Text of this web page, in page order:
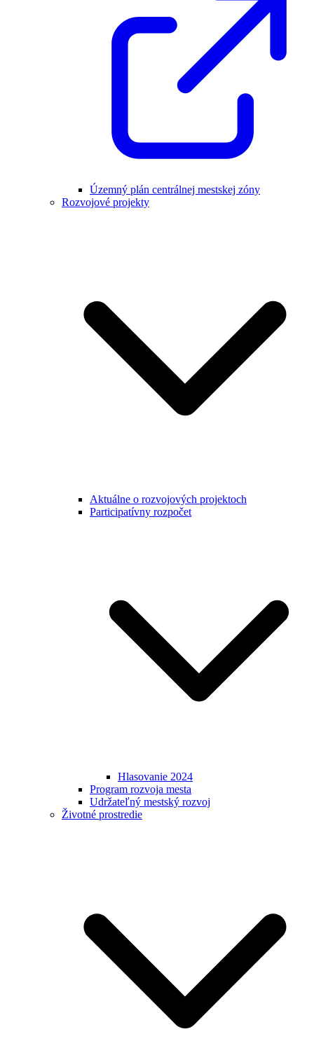
Územný plán centrálnej mestskej zóny
Rozvojové projekty
Aktuálne o rozvojových projektoch
Participatívny rozpočet
Hlasovanie 2024
Program rozvoja mesta
Udržateľný mestský rozvoj
Životné prostredie